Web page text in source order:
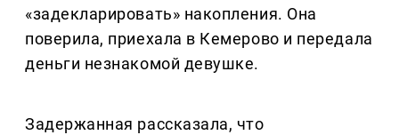
«задекларировать» накопления. Она
поверила, приехала в Кемерово и передала
деньги незнакомой девушке.
Задержанная рассказала, что